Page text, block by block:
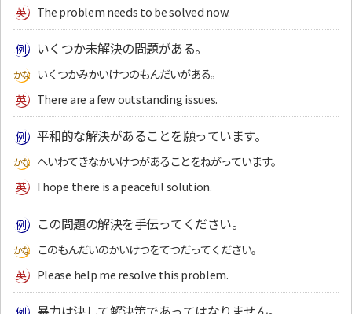
The problem needs to be solved now.
いくつか未解決の問題がある。
いくつかみかいけつのもんだいがある。
There are a few outstanding issues.
平和的な解決があることを願っています。
へいわてきなかいけつがあることをねがっています。
I hope there is a peaceful solution.
この問題の解決を手伝ってください。
このもんだいのかいけつをてつだってください。
Please help me resolve this problem.